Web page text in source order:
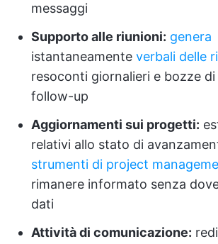
messaggi
Supporto alle riunioni: genera
istantaneamente verbali delle
resoconti giornalieri e bozze di
follow-up
Aggiornamenti sui progetti:
relativi allo stato di
strumenti di project
rimanere informato senza
dati
Attività di comunicazione: